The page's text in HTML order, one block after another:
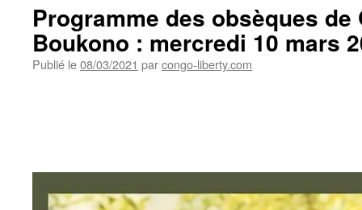
Programme des obsèques de
Boukono : mercredi 10 mars
Publié le08/03/2021 parcongo-liberty.com